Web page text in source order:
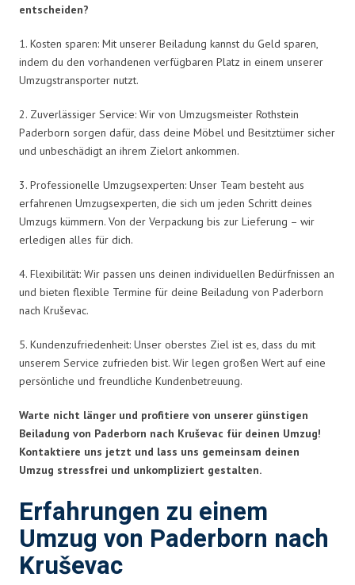
entscheiden?
1. Kosten sparen: Mit unserer Beiladung kannst du Geld sparen,
indem du den vorhandenen verfügbaren Platz in einem unserer
Umzugstransporter nutzt.
2. Zuverlässiger Service: Wir von Umzugsmeister Rothstein
Paderborn sorgen dafür, dass deine Möbel und Besitztümer sicher
und unbeschädigt an ihrem Zielort ankommen.
3. Professionelle Umzugsexperten: Unser Team besteht aus
erfahrenen Umzugsexperten, die sich um jeden Schritt deines
Umzugs kümmern. Von der Verpackung bis zur Lieferung – wir
erledigen alles für dich.
4. Flexibilität: Wir passen uns deinen individuellen Bedürfnissen an
und bieten flexible Termine für deine Beiladung von Paderborn
nach Kruševac.
5. Kundenzufriedenheit: Unser oberstes Ziel ist es, dass du mit
unserem Service zufrieden bist. Wir legen großen Wert auf eine
persönliche und freundliche Kundenbetreuung.
Warte nicht länger und profitiere von unserer günstigen
Beiladung von Paderborn nach Kruševac für deinen Umzug!
Kontaktiere uns jetzt und lass uns gemeinsam deinen
Umzug stressfrei und unkompliziert gestalten.
Erfahrungen zu einem
Umzug von Paderborn nach
Kruševac